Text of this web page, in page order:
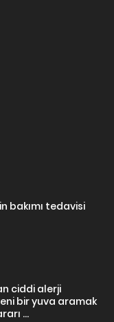
bakımı tedavisi
ciddi alerji
bir yuva aramak
...